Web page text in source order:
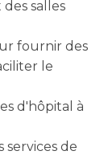
salles
fournir des
le
d'hôpital à
services de